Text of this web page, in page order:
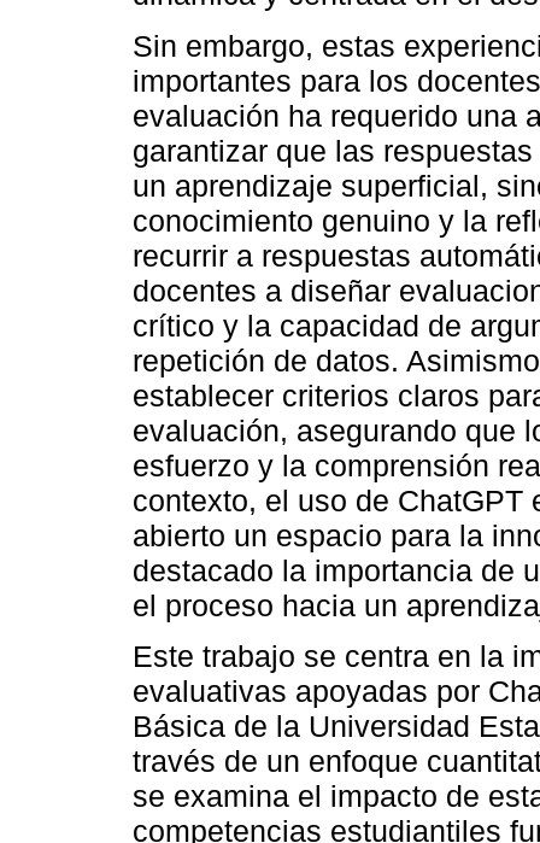
Sin embargo, estas
importantes para los
evaluación ha requerido una
garantizar que las
un aprendizaje superficial,
conocimiento genuino y la
recurrir a respuestas
docentes a diseñar
crítico y la capacidad de
repetición de datos.
establecer criterios claros
evaluación, asegurando que
esfuerzo y la comprensión
contexto, el uso de
abierto un espacio para la
destacado la importancia de
el proceso hacia un
Este trabajo se centra en la
evaluativas apoyadas por
Básica de la Universidad
través de un enfoque
se examina el impacto de
competencias estudiantiles